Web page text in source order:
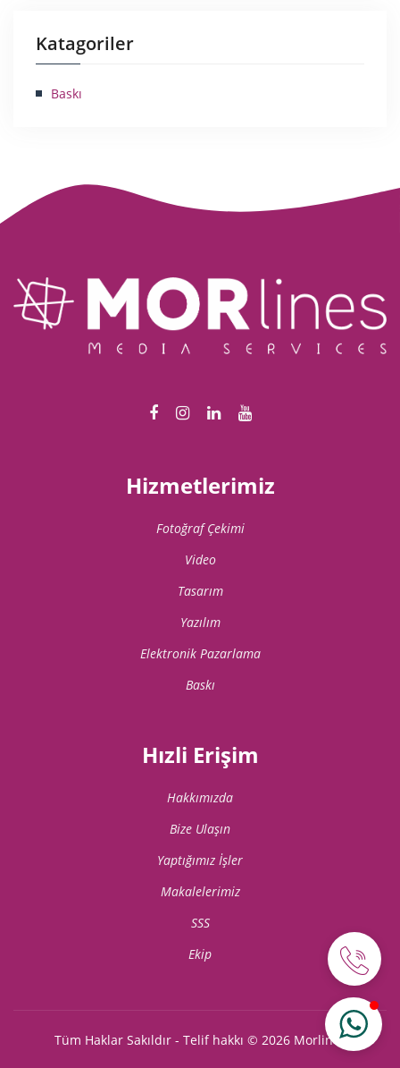
Katagoriler
Baskı
Hizmetlerimiz
Fotoğraf Çekimi
Video
Tasarım
Yazılım
Elektronik Pazarlama
Baskı
Hızli Erişim
Hakkımızda
Bize Ulaşın
Yaptığımız İşler
Makalelerimiz
SSS
Ekip
Tüm Haklar Sakıldır - Telif hakkı © 2026 Morlines